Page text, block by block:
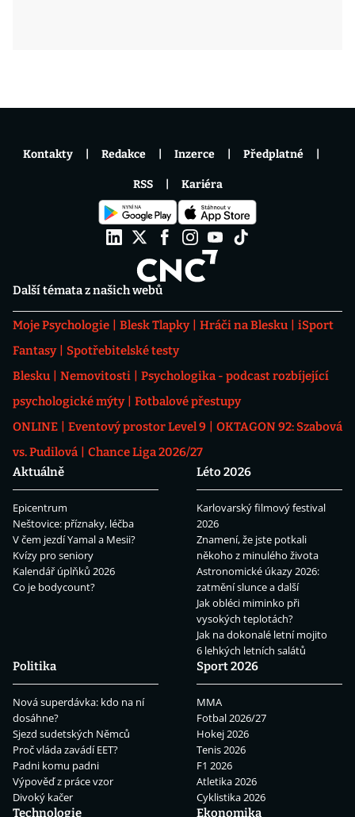
Další témata z našich webů
Moje Psychologie Blesk Tlapky Hráči na Blesku
iSport
Fantasy
Spotřebitelské testy
Blesku
Nemovitosti
Psychologika - podcast rozbíjející
psychologické mýty
Fotbalové přestupy
ONLINE
Eventový prostor Level 9
OKTAGON 92: Szabová
vs. Pudilová
Chance Liga 2026/27
Aktuálně
Epicentrum
Neštovice: příznaky, léčba
V čem jezdí Yamal a Mesii?
Kvízy pro seniory
Kalendář úplňků 2026
Co je bodycount?
Léto 2026
Karlovarský filmový festival
2026
Znamení, že jste potkali
někoho z minulého života
Astronomické úkazy 2026:
zatmění slunce a další
Jak obléci miminko při
vysokých teplotách?
Jak na dokonalé letní mojito
6 lehkých letních salátů
Politika
Nová superdávka: kdo na ní
dosáhne?
Sjezd sudetských Němců
Proč vláda zavádí EET?
Padni komu padni
Výpověď z práce vzor
Divoký kačer
Sport 2026
MMA
Fotbal 2026/27
Hokej 2026
Tenis 2026
F1 2026
Atletika 2026
Cyklistika 2026
Technologie
Ekonomika
Kontakty Redakce Inzerce Předplatné
RSS Kariéra